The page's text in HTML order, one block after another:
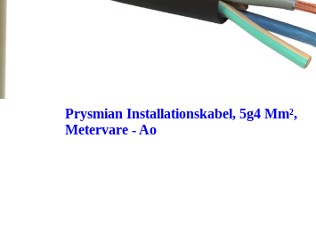
Prysmian Installationskabel, 5g4 Mm²,
Metervare - Ao